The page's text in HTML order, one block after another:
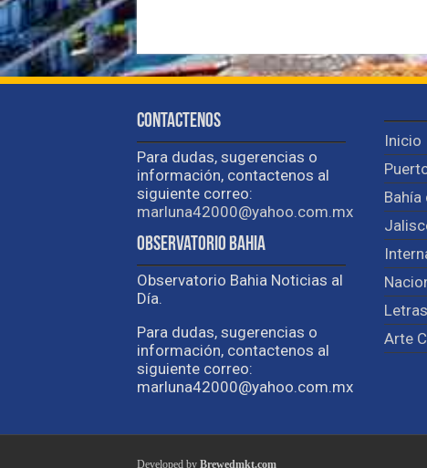
Contactenos
Para dudas, sugerencias o
información, contactenos al
siguiente correo:
marluna42000@yahoo.com.mx
Observatorio Bahia
Observatorio Bahia Noticias al
Día.
Para dudas, sugerencias o
información, contactenos al
siguiente correo:
marluna42000@yahoo.com.mx
Inicio
Bahía
Arte
Developed by Brewedmkt.com